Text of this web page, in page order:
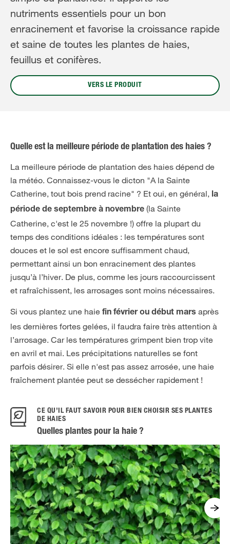
nutriments essentiels pour un bon
enracinement et favorise la croissance rapide
et saine de toutes les plantes de haies,
feuillus et conifères.
VERS LE PRODUIT
Quelle est la meilleure période de plantation des haies ?
La meilleure période de plantation des haies dépend de
la météo. Connaissez-vous le dicton "A la Sainte
Catherine, tout bois prend racine" ? Et oui, en général, la
période de septembre à novembre (la Sainte
Catherine, c'est le 25 novembre !) offre la plupart du
temps des conditions idéales : les températures sont
douces et le sol est encore suffisamment chaud,
permettant ainsi un bon enracinement des plantes
jusqu’à l’hiver. De plus, comme les jours raccourcissent
et rafraîchissent, les arrosages sont moins nécessaires.
Si vous plantez une haie fin février ou début mars après
les dernières fortes gelées, il faudra faire très attention à
l’arrosage. Car les températures grimpent bien trop vite
en avril et mai. Les précipitations naturelles se font
parfois désirer. Si elle n'est pas assez arrosée, une haie
fraîchement plantée peut se dessécher rapidement !
CE QU’IL FAUT SAVOIR POUR BIEN CHOISIR SES PLANTES
DE HAIES
Quelles plantes pour la haie ?